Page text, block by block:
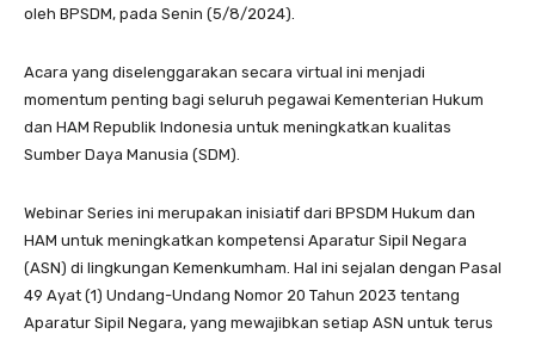
oleh BPSDM, pada Senin (5/8/2024).
Acara yang diselenggarakan secara virtual ini menjadi
momentum penting bagi seluruh pegawai Kementerian Hukum
dan HAM Republik Indonesia untuk meningkatkan kualitas
Sumber Daya Manusia (SDM).
Webinar Series ini merupakan inisiatif dari BPSDM Hukum dan
HAM untuk meningkatkan kompetensi Aparatur Sipil Negara
(ASN) di lingkungan Kemenkumham. Hal ini sejalan dengan Pasal
49 Ayat (1) Undang-Undang Nomor 20 Tahun 2023 tentang
Aparatur Sipil Negara, yang mewajibkan setiap ASN untuk terus